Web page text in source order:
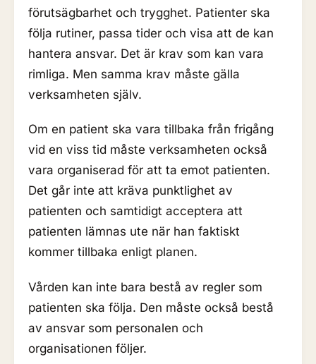
förutsägbarhet och trygghet. Patienter ska
följa rutiner, passa tider och visa att de kan
hantera ansvar. Det är krav som kan vara
rimliga. Men samma krav måste gälla
verksamheten själv.
Om en patient ska vara tillbaka från frigång
vid en viss tid måste verksamheten också
vara organiserad för att ta emot patienten.
Det går inte att kräva punktlighet av
patienten och samtidigt acceptera att
patienten lämnas ute när han faktiskt
kommer tillbaka enligt planen.
Vården kan inte bara bestå av regler som
patienten ska följa. Den måste också bestå
av ansvar som personalen och
organisationen följer.